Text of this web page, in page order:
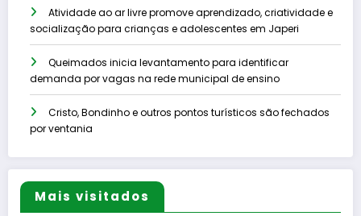
Atividade ao ar livre promove aprendizado, criatividade e
socialização para crianças e adolescentes em Japeri
Queimados inicia levantamento para identificar
demanda por vagas na rede municipal de ensino
Cristo, Bondinho e outros pontos turísticos são fechados
por ventania
Mais visitados